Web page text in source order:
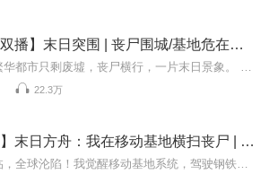
【科幻双播】末日突围 | 丧尸围城/基地危在旦夕
22.3万
【免费】末日方舟：我在移动基地横扫丧尸 | 恐怖